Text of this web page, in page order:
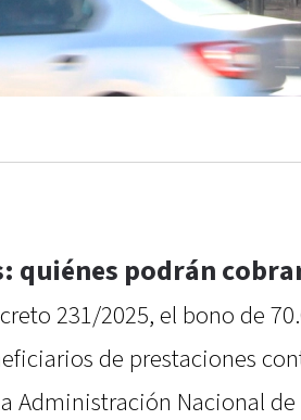
quiénes podrán
231/2025, el bono de
de prestaciones
Administración Nacional